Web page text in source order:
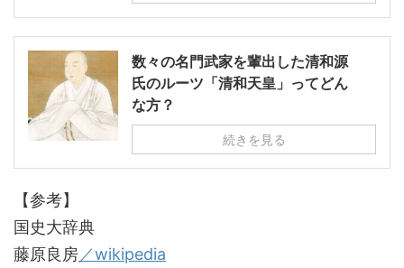
数々の名門武家を輩出した清和源
氏のルーツ「清和天皇」ってどん
な方？
続きを見る
【参考】
国史大辞典
藤原良房／wikipedia